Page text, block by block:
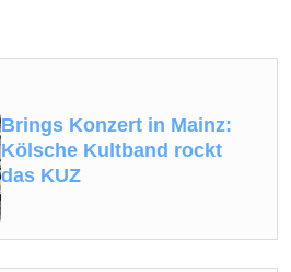
Brings Konzert in Mainz:
Kölsche Kultband rockt
das KUZ